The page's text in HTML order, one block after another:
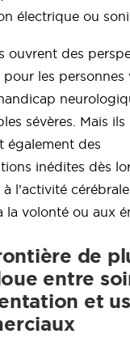
électrique ou
ouvrent des
pour les personnes
sévères. Mais ils
également des
inédites dès
l’activité
la volonté ou aux
de
entre
et